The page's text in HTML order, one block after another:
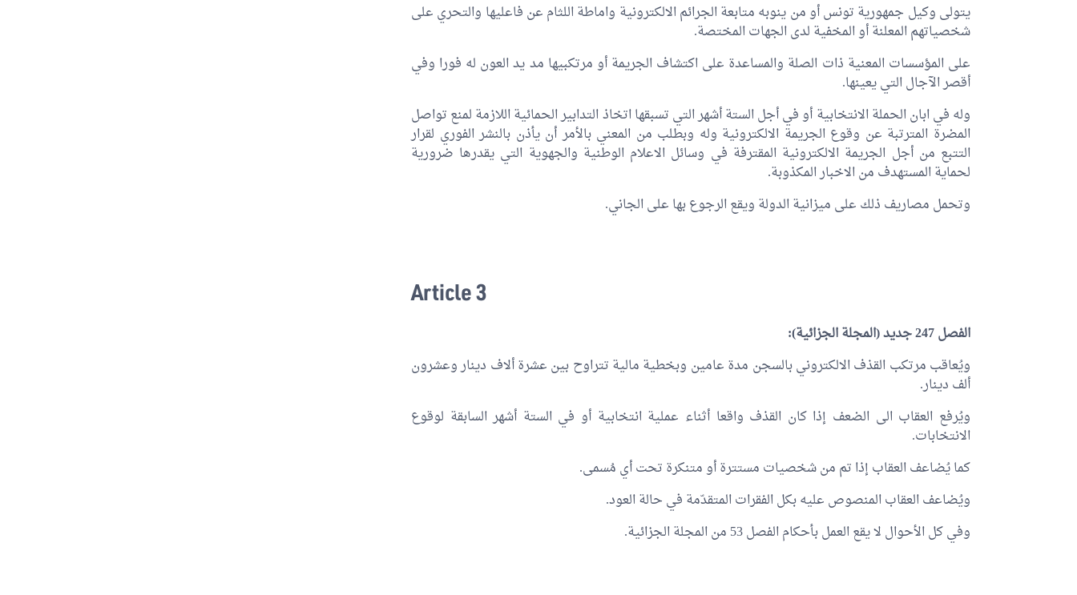
يتولى وكيل جمهورية تونس أو من ينوبه متابعة الجرائم الالكترونية واماطة اللثام عن فاعليها والتحري على
شخصياتهم المعلنة أو المخفية لدى الجهات المختصة.
على المؤسسات المعنية ذات الصلة والمساعدة على اكتشاف الجريمة أو مرتكبيها مد يد العون له فورا وفي
أقصر الآجال التي يعينها.
وله في ابان الحملة الانتخابية أو في أجل الستة أشهر التي تسبقها اتخاذ التدابير الحمائية اللازمة لمنع تواصل
المضرة المترتبة عن وقوع الجريمة الالكترونية وله وبطلب من المعني بالأمر أن يأذن بالنشر الفوري لقرار
التتبع من أجل الجريمة الالكترونية المقترفة في وسائل الاعلام الوطنية والجهوية التي يقدرها ضرورية
لحماية المستهدف من الاخبار المكذوبة.
وتحمل مصاريف ذلك على ميزانية الدولة ويقع الرجوع بها على الجاني.
Article 3
الفصل 247 جديد (المجلة الجزائية):
ويُعاقب مرتكب القذف الالكتروني بالسجن مدة عامين وبخطية مالية تتراوح بين عشرة ألاف دينار وعشرون
ألف دينار.
ويُرفع العقاب الى الضعف إذا كان القذف واقعا أثناء عملية انتخابية أو في الستة أشهر السابقة لوقوع
الانتخابات.
كما يُضاعف العقاب إذا تم من شخصيات مستترة أو متنكرة تحت أي مُسمی.
ويُضاعف العقاب المنصوص عليه بكل الفقرات المتقدّمة في حالة العود.
وفي كل الأحوال لا يقع العمل بأحكام الفصل 53 من المجلة الجزائية.